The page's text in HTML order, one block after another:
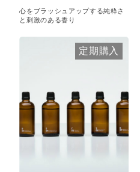
心をブラッシュアップする純粋さ
と刺激のある香り
定期購入